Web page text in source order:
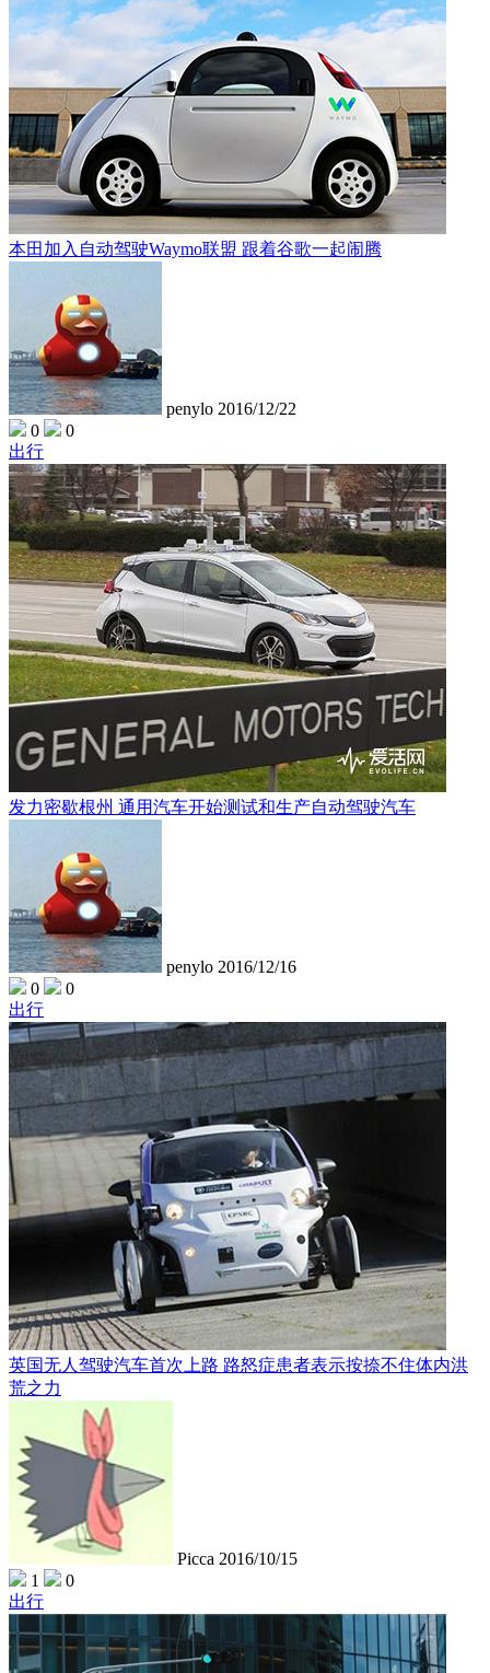
本田加入自动驾驶Waymo联盟 跟着谷歌一起闹腾
penylo 2016/12/22
0
0
出行
发力密歇根州 通用汽车开始测试和生产自动驾驶汽车
penylo 2016/12/16
0
0
出行
英国无人驾驶汽车首次上路 路怒症患者表示按捺不住体内洪
荒之力
Picca 2016/10/15
1
0
出行